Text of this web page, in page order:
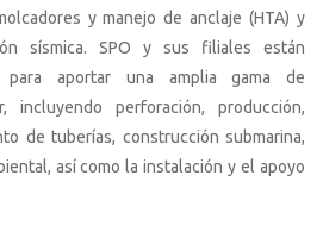
y manejo de anclaje (HTA) y
sísmica. SPO y sus filiales están
para aportar una amplia gama de
incluyendo perforación, producción,
de tuberías, construcción submarina,
así como la instalación y el apoyo